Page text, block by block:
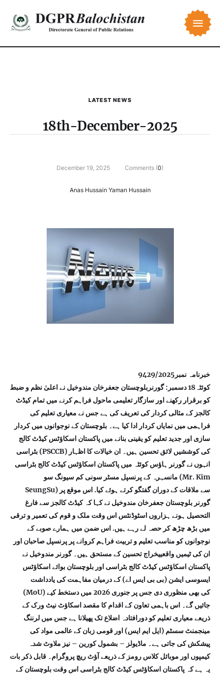
LATEST NEWS
18th-December-2025
December 19, 2025 Comments (0)
Anas Hussain Yaman Hussain
خبرنامہ نمبر9429/2025
کوئٹہ18 دسمبر: گورنربلوچستان جعفرخان مندوخیل نے اعلیٰ نظم و ضبط
کو برقرار رکھنے اور سازگار تعلیمی ماحول فراہم کرنے میں تمام کیڈٹ
کالجز کے مثالی کردار کی تعریف کی ہے جس نے معیاری تعلیم کی
فراہمی میں نمایاں کردار ادا کیا ہے۔ بلوچستان کے نوجوانوں میں کردار
سازی اور جدید تعلیم کو یقینی بنانے میں پاکستان اسکاؤٹس کیڈٹ کالج
بٹراسی (PSCCB) کی کوششیں لائق تحسین ہیں۔ ان خیالات کا اظہار
انہوں نے گورنر ہاؤس کوئٹہ میں پاکستان اسکاؤٹس کیڈٹ کالج بٹراسی
مانسہرہ کے پرنسپل مسٹر سونی کم سیونگ سو (Mr. Kim
SeungSu) سے ملاقات کے دوران گفتگو کرتے ہوئے کیا. اس موقع پر
گورنر بلوچستان جعفرخان مندوخیل نے کہا کہ کیڈٹ کالجز سے فارغ
التحصیل ہونے ہزاروں اسٹوڈنٹس اس وقت ملک و قوم کی تعمیر و ترقی
میں بڑھ چڑھ کر حصہ لے رہے ہیں. اس ضمن میں ہمارے صوبے کے
نوجوانوں کو مناسب تعلیم و تربیت فراہم کروانے پر پرنسپل صاحبان اور
ان کی ٹیمیں واقعییخراج تحسین کے مستحق ہیں۔ گورنر مندوخیل نے
پاکستان اسکاؤٹس کیڈٹ کالج بٹراسی اور بلوچستان بوائے اسکاؤٹس
ایسوسی ایشن (بی بی ایس اے) کے درمیان مفاہمت کی یادداشت
(MoU) کی بھی منظوری دی جس پر جنوری 2026 میں دستخط کیے
جائیں گے۔ اس باہمی تعاون کے اقدام کا مقصد اسکاؤٹ نیٹ ورک کے
ذریعے معیاری تعلیم کو دورافتادہ اضلاع تک پھیلانا ہے جس میں لرننگ
مینجمنٹ سسٹم (ایل ایم ایس) اور قومی زبان کے عالمی مواد کی
پیشکش کی جاتی ہے۔ ماڈیولز – بشمول کورین – نیز ملاوٹ شدہ
کیمپوں اور موبائل کلاس رومز کے ذریعے آؤٹ ریچ پروگرام۔ قابل ذکر بات
یہ ہے کہ پاکستان اسکاؤٹس کیڈٹ کالج بٹراسی اس وقت بلوچستان کے